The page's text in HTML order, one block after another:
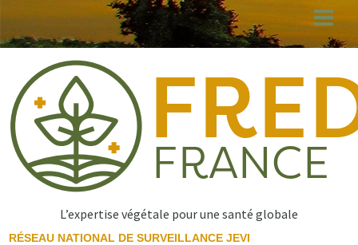
au
principal
L’expertise végétale pour une santé globale
RÉSEAU NATIONAL DE SURVEILLANCE JEVI